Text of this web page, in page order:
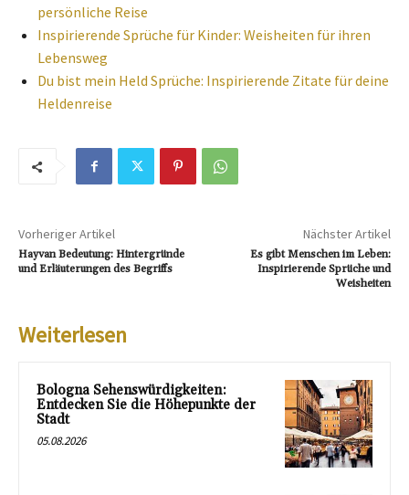
persönliche Reise
Inspirierende Sprüche für Kinder: Weisheiten für ihren
Lebensweg
Du bist mein Held Sprüche: Inspirierende Zitate für deine
Heldenreise
Vorheriger Artikel
Hayvan Bedeutung: Hintergründe
und Erläuterungen des Begriffs
Nächster Artikel
Es gibt Menschen im Leben:
Inspirierende Sprüche und
Weisheiten
Weiterlesen
Bologna Sehenswürdigkeiten:
Entdecken Sie die Höhepunkte der
Stadt
05.08.2026